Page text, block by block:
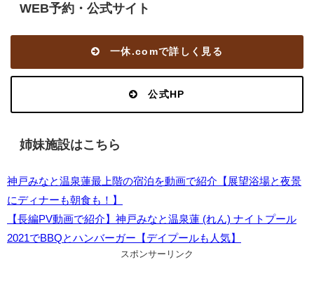
WEB予約・公式サイト
一休.comで詳しく見る
公式HP
姉妹施設はこちら
神戸みなと温泉蓮最上階の宿泊を動画で紹介【展望浴場と夜景
にディナーも朝食も！】
【長編PV動画で紹介】神戸みなと温泉蓮 (れん) ナイトプール
2021でBBQとハンバーガー【デイプールも人気】
スポンサーリンク